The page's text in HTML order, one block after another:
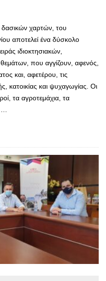
δασικών χαρτών, του
αποτελεί ένα δύσκολο
ιδιοκτησιακών,
που αγγίζουν, αφενός,
και, αφετέρου, τις
κατοικίας και ψυχαγωγίας. Οι
τα αγροτεμάχια, τα
…